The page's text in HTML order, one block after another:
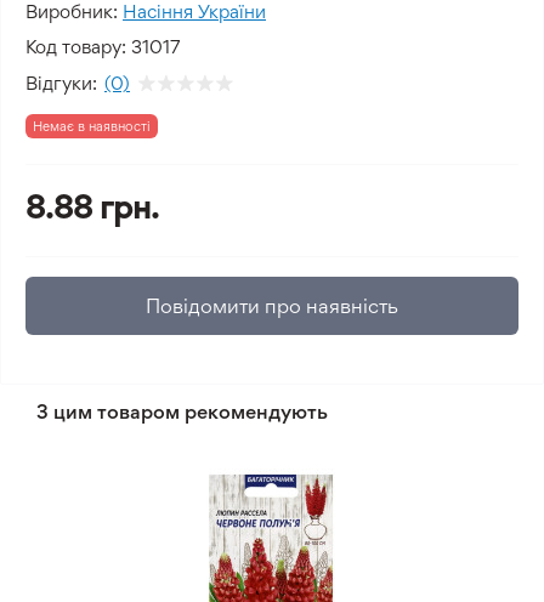
Виробник: Насіння України
Код товару: 31017
Відгуки: (0)
Немає в наявності
8.88 грн.
Повідомити про наявність
З цим товаром рекомендують